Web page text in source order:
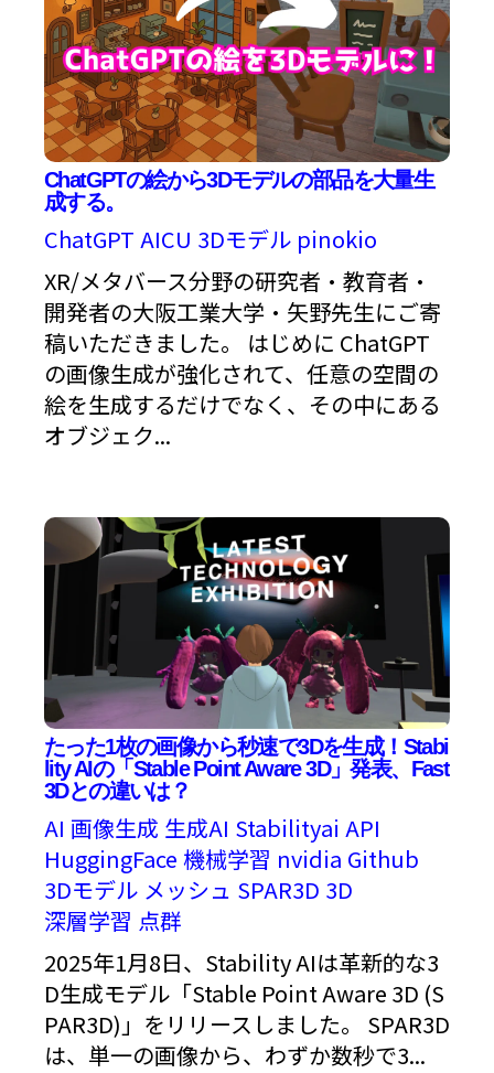
ChatGPTの絵から3Dモデルの部品を大量生
成する。
ChatGPT AICU 3Dモデル pinokio
XR/メタバース分野の研究者・教育者・
開発者の大阪工業大学・矢野先生にご寄
稿いただきました。 はじめに ChatGPT
の画像生成が強化されて、任意の空間の
絵を生成するだけでなく、その中にある
オブジェク...
たった1枚の画像から秒速で3Dを生成！Stabi
lity AIの「Stable Point Aware 3D」発表、Fast
3Dとの違いは？
AI 画像生成 生成AI Stabilityai API
HuggingFace 機械学習 nvidia Github
3Dモデル メッシュ SPAR3D 3D
深層学習 点群
2025年1月8日、Stability AIは革新的な3
D生成モデル「Stable Point Aware 3D (S
PAR3D)」をリリースしました。 SPAR3D
は、単一の画像から、わずか数秒で3...